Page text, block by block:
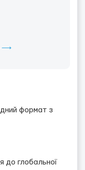
⟶
формат з
до глобальної